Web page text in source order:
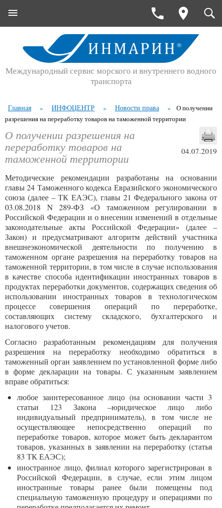
Международный сервис морского и внутреннего водного
транспорта
Главная » ИНФОЦЕНТР » Новости права »
О получении
разрешения на переработку товаров на таможенной территории
04.07.2019
О получении разрешения на
переработку товаров на
таможенной территории
Методические рекомендации разработаны на основании
главы 24 Таможенного кодекса Евразийского экономического
союза (далее – ТК ЕАЭС), главы 21 Федерального закона от
03.08.2018 N 289-ФЗ «О таможенном регулировании в
Российской Федерации и о внесении изменений в отдельные
законодательные акты Российской Федерации» (далее –
Закон) и предусматривают алгоритм действий участника
внешнеэкономической деятельности по получению в
таможенном органе разрешения на переработку товаров на
таможенной территории, в том числе в случае использования
в качестве способа идентификации иностранных товаров в
продуктах переработки документов, содержащих сведения об
использовании иностранных товаров в технологическом
процессе совершения операций по переработке,
составляющих систему складского, бухгалтерского и
налогового учетов.
Согласно разработанным рекомендациям для получения
разрешения на переработку необходимо обратиться в
таможенный орган заявлением по установленной форме либо
в форме декларации на товары. С указанным заявлением
вправе обратиться:
любое заинтересованное лицо (на основании части 3
статьи 123 Закона –юридическое лицо либо
индивидуальный предприниматель), в том числе не
осуществляющее непосредственно операций по
переработке товаров, которое может быть декларантом
товаров, указанных в заявлении на переработку (статья
83 ТК ЕАЭС);
иностранное лицо, филиал которого зарегистрирован в
Российской Федерации, в случае, если этим лицом
иностранные товары ранее были помещены под
специальную таможенную процедуру и операциями по